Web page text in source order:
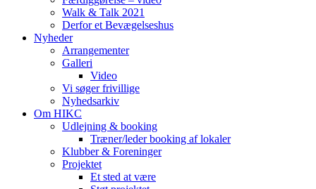
Walk & Talk 2021
Derfor et Bevægelseshus
Nyheder
Arrangementer
Galleri
Video
Vi søger frivillige
Nyhedsarkiv
Om HIKC
Udlejning & booking
Træner/leder booking af lokaler
Klubber & Foreninger
Projektet
Et sted at være